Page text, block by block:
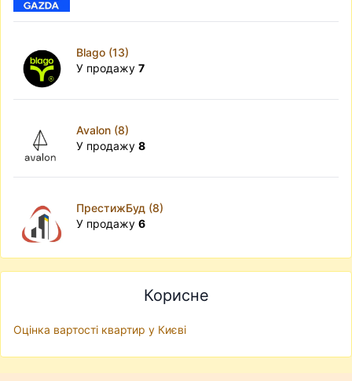
Blago (13)
У продажу 7
Avalon (8)
У продажу 8
ПрестижБуд (8)
У продажу 6
Корисне
Оцінка вартості квартир у Києві